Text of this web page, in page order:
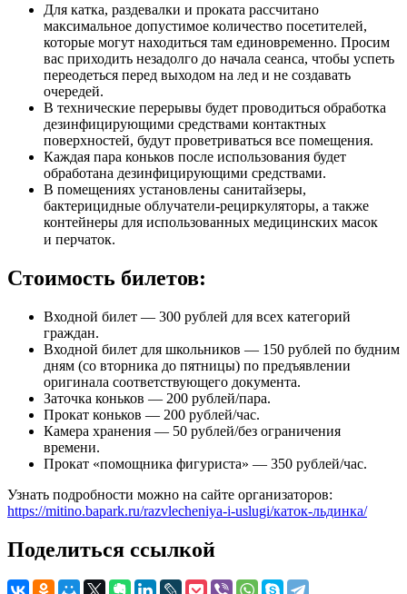
Для катка, раздевалки и проката рассчитано
максимальное допустимое количество посетителей,
которые могут находиться там единовременно. Просим
вас приходить незадолго до начала сеанса, чтобы успеть
переодеться перед выходом на лед и не создавать
очередей.
В технические перерывы будет проводиться обработка
дезинфицирующими средствами контактных
поверхностей, будут проветриваться все помещения.
Каждая пара коньков после использования будет
обработана дезинфицирующими средствами.
В помещениях установлены санитайзеры,
бактерицидные облучатели-рециркуляторы, а также
контейнеры для использованных медицинских масок
и перчаток.⠀
Стоимость билетов:
Входной билет — 300 рублей для всех категорий
граждан.
Входной билет для школьников — 150 рублей по будним
дням (со вторника до пятницы) по предъявлении
оригинала соответствующего документа.
Заточка коньков — 200 рублей/пара.
Прокат коньков — 200 рублей/час.
Камера хранения — 50 рублей/без ограничения
времени.
Прокат «помощника фигуриста» — 350 рублей/час.
Узнать подробности можно на сайте организаторов:
https://mitino.bapark.ru/razvlecheniya-i-uslugi/каток-льдинка/
Поделиться ссылкой